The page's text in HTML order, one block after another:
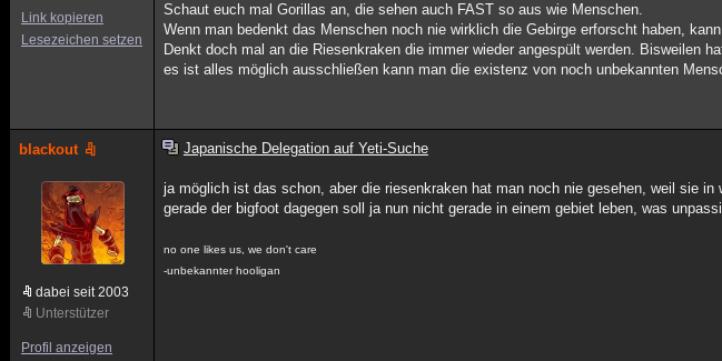
Link kopieren
Lesezeichen setzen
Schaut euch mal Gorillas an, die sehen auch FAST so aus wie Menschen.
Wenn man bedenkt das Menschen noch nie wirklich die Gebirge erforscht haben,
Denkt doch mal an die Riesenkraken die immer wieder angespült werden. Bisweilen
es ist alles möglich ausschließen kann man die existenz von noch unbekannten
blackout
dabei seit 2003
Unterstützer
Profil anzeigen
Japanische Delegation auf Yeti-Suche
ja möglich ist das schon, aber die riesenkraken hat man noch nie gesehen, weil sie
gerade der bigfoot dagegen soll ja nun nicht gerade in einem gebiet leben, was
no one likes us, we don't care
-unbekannter hooligan